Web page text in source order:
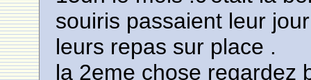
souiris passaient leur
leurs repas sur place .
la 2eme chose regardez